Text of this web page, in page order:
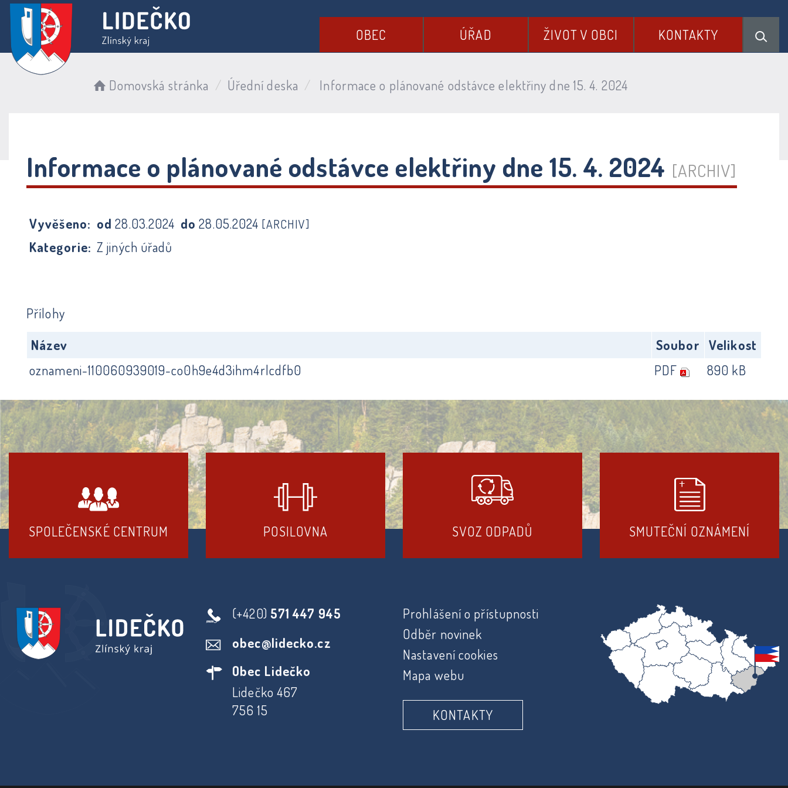
OBEC ÚŘAD ŽIVOT V OBCI KONTAKTY
Domovská stránka Úřední deska Informace o plánované odstávce elektřiny dne 15. 4. 2024
Informace o plánované odstávce elektřiny dne 15. 4. 2024 [ARCHIV]
Vyvěšeno: od28.03.2024 do28.05.2024 [ARCHIV]
Kategorie: Z jiných úřadů
Přílohy
Název
Soubor
Velikost
oznameni-110060939019-co0h9e4d3ihm4rlcdfb0
PDF 890 kB
SPOLEČENSKÉ CENTRUM POSILOVNA SVOZ ODPADŮ SMUTEČNÍ OZNÁMENÍ
(+420) 571 447 945
obec@lidecko.cz
Obec Lidečko
Lidečko 467
756 15
Prohlášení o přístupnosti
Odběr novinek
Nastavení cookies
Mapa webu
KONTAKTY